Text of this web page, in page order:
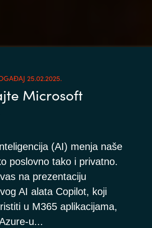
25.02.2025.
Microsoft
(AI) menja naše
poslovno tako i privatno.
na prezentaciju
AI alata Copilot, koji
u M365 aplikacijama,
u...